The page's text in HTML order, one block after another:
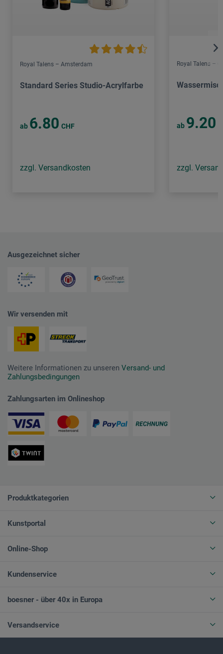
Royal Talens – Amsterdam
Standard Series Studio-Acrylfarbe
ab 6.80 CHF
zzgl. Versandkosten
Royal Talens –
ab 9.20
zzgl.
Ausgezeichnet sicher
Wir versenden mit
Weitere Informationen zu unseren Versand- und
Zahlungsbedingungen
Zahlungsarten im Onlineshop
Produktkategorien
Kunstportal
Online-Shop
Kundenservice
boesner - über 40x in Europa
Versandservice